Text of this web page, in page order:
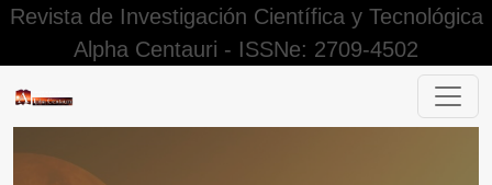
Revista de Investigación Científica y Tecnológica
Alpha Centauri - ISSNe: 2709-4502
Ansiedad, adaptabilidad familiar y rendimiento